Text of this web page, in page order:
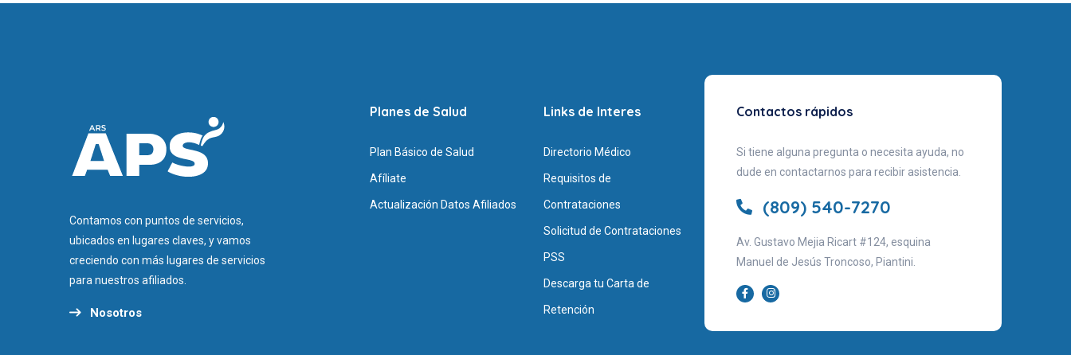
Contamos con puntos de servicios,
ubicados en lugares claves, y vamos
creciendo con más lugares de servicios
para nuestros afiliados.
Nosotros
Planes de Salud
Plan Básico de Salud
Afíliate
Actualización Datos Afiliados
Links de Interes
Directorio Médico
Requisitos de
Contrataciones
Solicitud de Contrataciones
PSS
Descarga tu Carta de
Retención
Contactos rápidos
Si tiene alguna pregunta o necesita ayuda, no
dude en contactarnos para recibir asistencia.
(809) 540-7270
Av. Gustavo Mejia Ricart #124, esquina
Manuel de Jesús Troncoso, Piantini.